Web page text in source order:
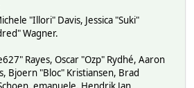
"Illori" Davis, Jessica "Suki"
Wagner.
Rayes, Oscar "Ozp" Rydhé, Aaron
Bjoern "Bloc" Kristiansen, Brad